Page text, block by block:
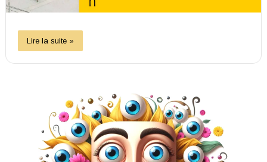
Lire la suite »